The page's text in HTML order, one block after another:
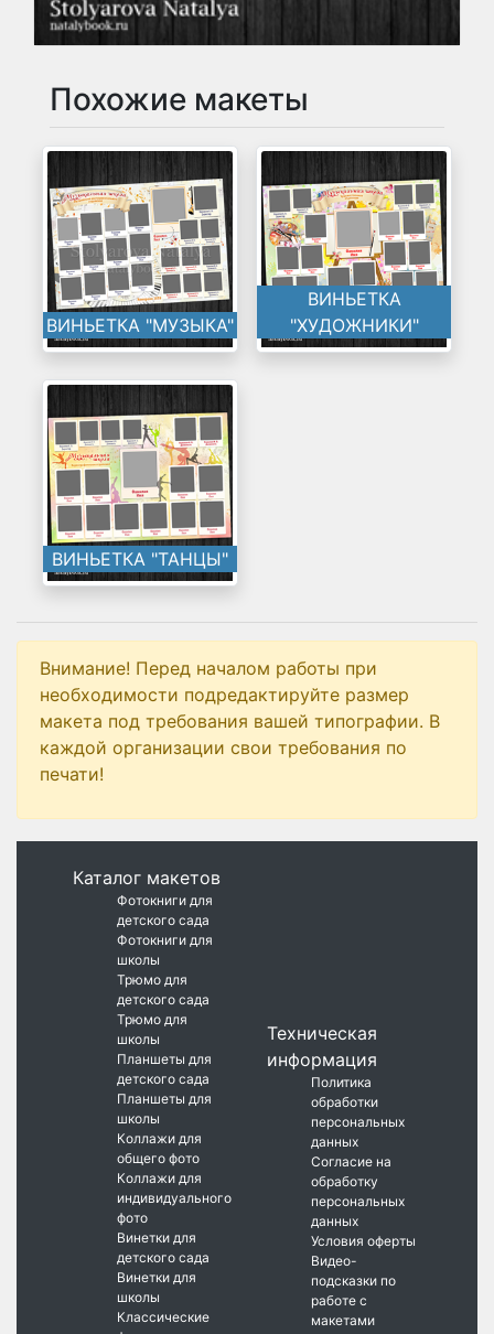
Похожие макеты
ВИНЬЕТКА "МУЗЫКА"
ВИНЬЕТКА
"ХУДОЖНИКИ"
ВИНЬЕТКА "ТАНЦЫ"
Внимание! Перед началом работы при
необходимости подредактируйте размер
макета под требования вашей типографии. В
каждой организации свои требования по
печати!
Каталог макетов
Фотокниги для
детского сада
Фотокниги для
школы
Трюмо для
детского сада
Трюмо для
школы
Планшеты для
детского сада
Планшеты для
школы
Коллажи для
общего фото
Коллажи для
индивидуального
фото
Винетки для
детского сада
Винетки для
школы
Классические
Техническая
информация
Политика
обработки
персональных
данных
Согласие на
обработку
персональных
данных
Условия оферты
Видео-
подсказки по
работе с
макетами